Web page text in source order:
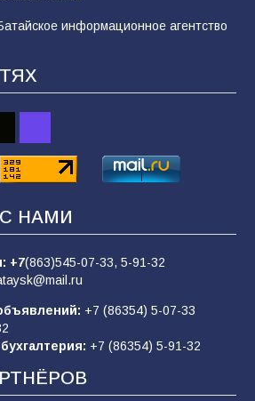
вручили награды
перемена»
до последнего: герой
информационное агентство
НАМИ
+7(863)545-07-33, 5-91-32
+7 (86354) 5-07-33
+7 (86354) 5-91-32